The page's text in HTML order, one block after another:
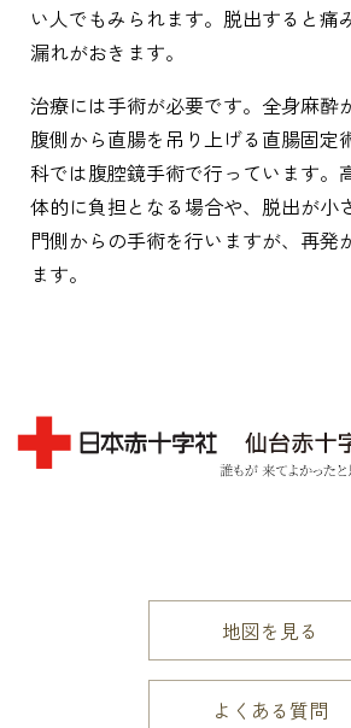
い人でもみられます。脱出すると痛
漏れがおきます。
治療には手術が必要です。全身麻酔
腹側から直腸を吊り上げる直腸固定
科では腹腔鏡手術で行っています。
体的に負担となる場合や、脱出が小
門側からの手術を行いますが、再発
ます。
地図を見る
よくある質問